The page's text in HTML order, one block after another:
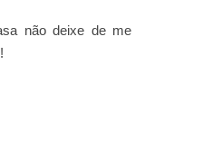
não deixe de me